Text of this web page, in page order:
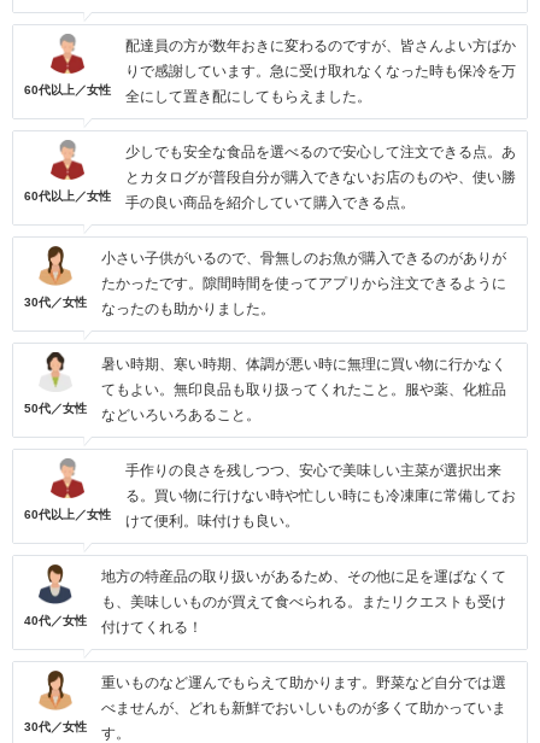
60代以上／女性
配達員の方が数年おきに変わるのですが、皆さんよい方ばか
りで感謝しています。急に受け取れなくなった時も保冷を万
全にして置き配にしてもらえました。
60代以上／女性
少しでも安全な食品を選べるので安心して注文できる点。あ
とカタログが普段自分が購入できないお店のものや、使い勝
手の良い商品を紹介していて購入できる点。
30代／女性
小さい子供がいるので、骨無しのお魚が購入できるのがありが
たかったです。隙間時間を使ってアプリから注文できるように
なったのも助かりました。
50代／女性
暑い時期、寒い時期、体調が悪い時に無理に買い物に行かなく
てもよい。無印良品も取り扱ってくれたこと。服や薬、化粧品
などいろいろあること。
60代以上／女性
手作りの良さを残しつつ、安心で美味しい主菜が選択出来
る。買い物に行けない時や忙しい時にも冷凍庫に常備してお
けて便利。味付けも良い。
40代／女性
地方の特産品の取り扱いがあるため、その他に足を運ばなくて
も、美味しいものが買えて食べられる。またリクエストも受け
付けてくれる！
30代／女性
重いものなど運んでもらえて助かります。野菜など自分では選
べませんが、どれも新鮮でおいしいものが多くて助かっていま
す。